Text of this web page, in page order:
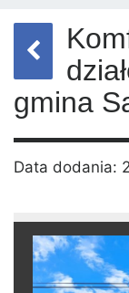
gmina
Data dodania: